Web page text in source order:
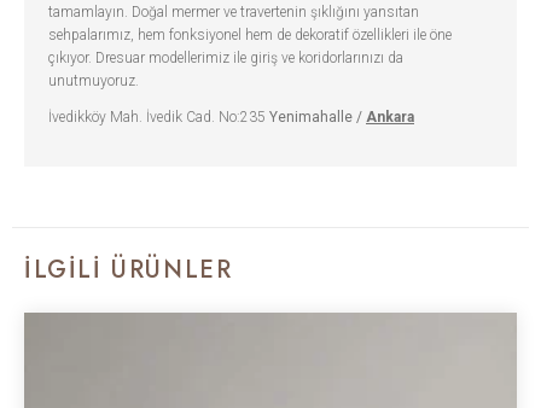
tamamlayın. Doğal mermer ve travertenin şıklığını yansıtan
sehpalarımız, hem fonksiyonel hem de dekoratif özellikleri ile öne
çıkıyor. Dresuar modellerimiz ile giriş ve koridorlarınızı da
unutmuyoruz.
İvedikköy Mah. İvedik Cad. No:235 Yenimahalle / Ankara
İLGILI ÜRÜNLER